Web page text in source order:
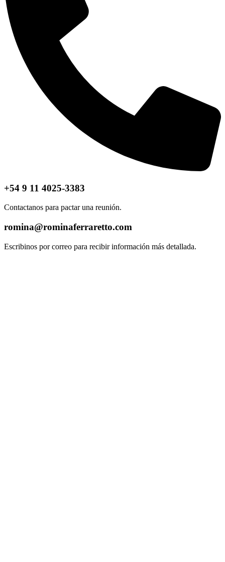
+54 9 11 4025-3383
Contactanos para pactar una reunión.
romina@rominaferraretto.com
Escribinos por correo para recibir información más detallada.